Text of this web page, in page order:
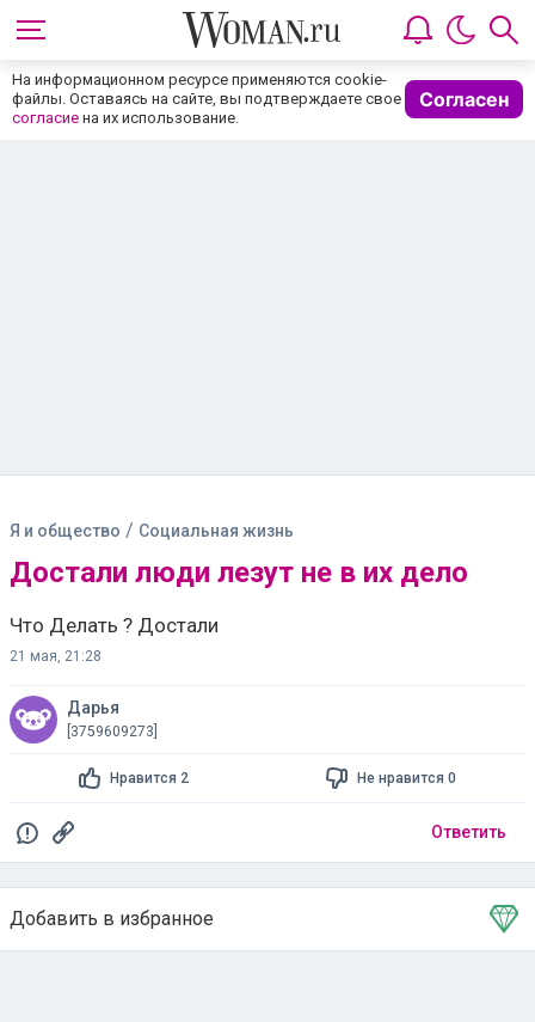
На информационном ресурсе применяются cookie-
файлы. Оставаясь на сайте, вы подтверждаете свое
согласие на их использование.
Согласен
Я и общество / Социальная жизнь
Достали люди лезут не в их дело
Что Делать ? Достали
21 мая, 21:28
Дарья
[3759609273]
Нравится 2 Не нравится 0
Ответить
Добавить в избранное
Тема в избранном